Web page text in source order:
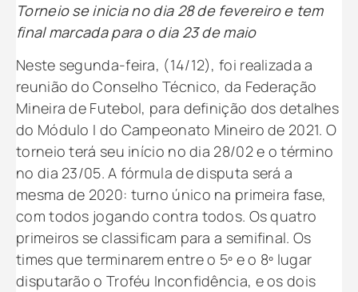
Torneio se inicia no dia 28 de fevereiro e tem
final marcada para o dia 23 de maio
Neste segunda-feira, (14/12), foi realizada a
reunião do Conselho Técnico, da Federação
Mineira de Futebol, para definição dos detalhes
do Módulo I do Campeonato Mineiro de 2021. O
torneio terá seu início no dia 28/02 e o término
no dia 23/05. A fórmula de disputa será a
mesma de 2020: turno único na primeira fase,
com todos jogando contra todos. Os quatro
primeiros se classificam para a semifinal. Os
times que terminarem entre o 5º e o 8º lugar
disputarão o Troféu Inconfidência, e os dois